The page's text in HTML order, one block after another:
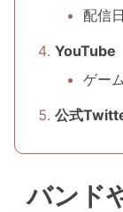
配信日
YouTube
ゲー
公式
バンド